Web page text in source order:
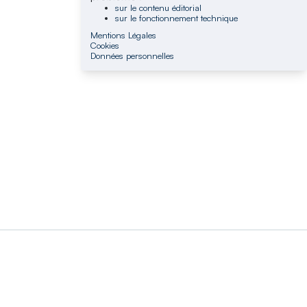
sur le contenu éditorial
sur le fonctionnement technique
Mentions Légales
Cookies
Données personnelles